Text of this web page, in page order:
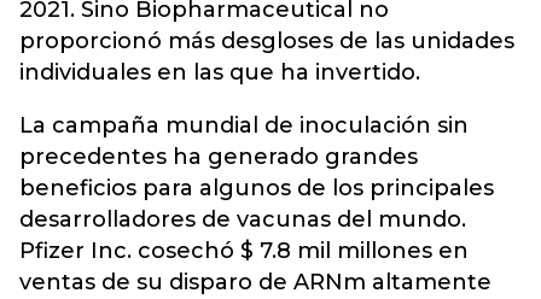
2021. Sino Biopharmaceutical no
proporcionó más desgloses de las unidades
individuales en las que ha invertido.
La campaña mundial de inoculación sin
precedentes ha generado grandes
beneficios para algunos de los principales
desarrolladores de vacunas del mundo.
Pfizer Inc. cosechó $ 7.8 mil millones en
ventas de su disparo de ARNm altamente